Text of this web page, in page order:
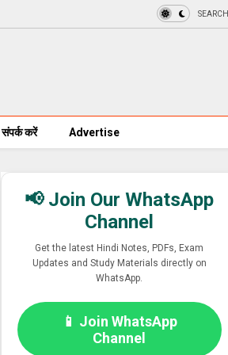
SEARCH
संपर्क करें Advertise
📢 Join Our WhatsApp
Channel
Get the latest Hindi Notes, PDFs, Exam
Updates and Study Materials directly on
WhatsApp.
📱 Join WhatsApp
Channel